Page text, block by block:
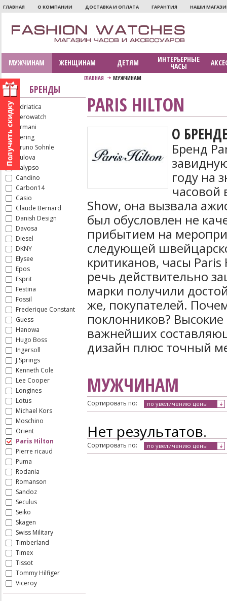
ГЛАВНАЯ О КОМПАНИИ ДОСТАВКА И ОПЛАТА ГАРАНТИЯ НАШИ
МУЖЧИНАМ ЖЕНЩИНАМ ДЕТЯМ ИНТЕРЬЕРНЫЕ
ЧАСЫ
ГЛАВНАЯ МУЖЧИНАМ
БРЕНДЫ
Adriatica
Aerowatch
Armani
Bering
Bruno Sohnle
Bulova
Calypso
Candino
Carbon14
Casio
Claude Bernard
Danish Design
Davosa
Diesel
DKNY
Elysee
Epos
Esprit
Festina
Fossil
Frederique Constant
Guess
Hanowa
Hugo Boss
Ingersoll
J.Springs
Kenneth Cole
Lee Cooper
Longines
Lotus
Michael Kors
Moschino
Orient
Paris Hilton
Pierre ricaud
Puma
Rodania
Romanson
Sandoz
Seculus
Seiko
Skagen
Swiss Military
Timberland
Timex
Tissot
Tommy Hilfiger
Viceroy
PARIS HILTON
О
Бренд
году на
часовой
Show, она вызвала
был обусловлен не
прибытием на
следующей
критиканов, часы
речь действительно
марки получили
же, покупателей.
поклонников?
важнейших
дизайн плюс точный
МУЖЧИНАМ
Сортировать по: по увеличению цены
Нет результатов.
Сортировать по: по увеличению цены